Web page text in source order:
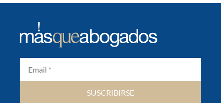
SUSCRIBIRSE